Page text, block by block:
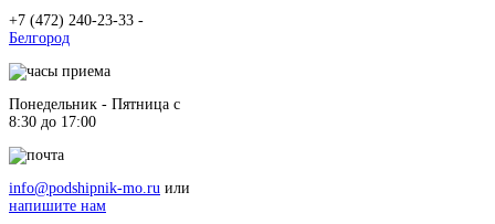
+7 (472) 240-23-33 -
Белгород
Понедельник - Пятница c
8:30 до 17:00
info@podshipnik-mo.ru или
напишите нам